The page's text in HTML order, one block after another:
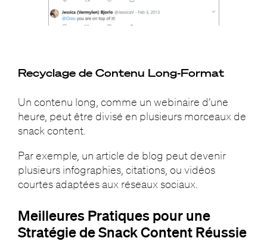
Recyclage de Contenu Long-Format
Un contenu long, comme un webinaire d’une
heure, peut être divisé en plusieurs morceaux de
snack content.
Par exemple, un article de blog peut devenir
plusieurs infographies, citations, ou vidéos
courtes adaptées aux réseaux sociaux.
Meilleures Pratiques pour une
Stratégie de Snack Content Réussie